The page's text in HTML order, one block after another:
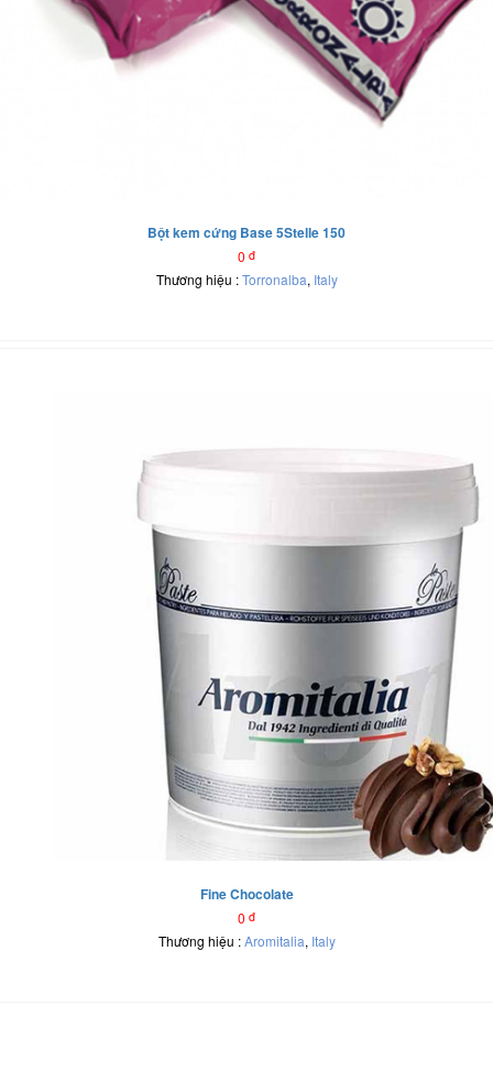
Bột kem cứng Base 5Stelle 150
0 đ
Thương hiệu :Torronalba, Italy
Fine Chocolate
0 đ
Thương hiệu :Aromitalia, Italy